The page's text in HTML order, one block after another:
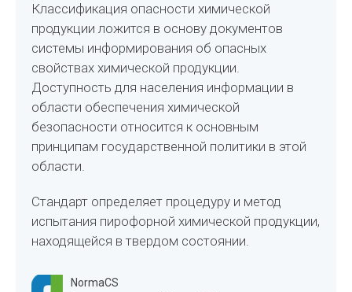
Классификация опасности химической
продукции ложится в основу документов
системы информирования об опасных
свойствах химической продукции.
Доступность для населения информации в
области обеспечения химической
безопасности относится к основным
принципам государственной политики в этой
области.
Стандарт определяет процедуру и метод
испытания пирофорной химической продукции,
находящейся в твердом состоянии.
NormaCS